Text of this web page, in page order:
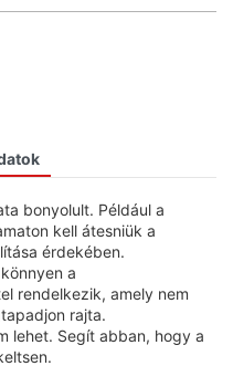
bonyolult. Például a
kell átesniük a
érdekében.
a
rendelkezik, amely nem
rajta.
lehet. Segít abban, hogy a